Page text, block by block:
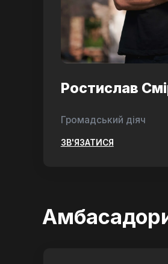
Ростислав
Громадський діяч
ЗВ'ЯЗАТИСЯ